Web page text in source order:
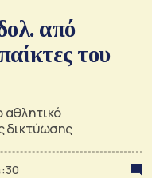
από
του
δικτύωσης